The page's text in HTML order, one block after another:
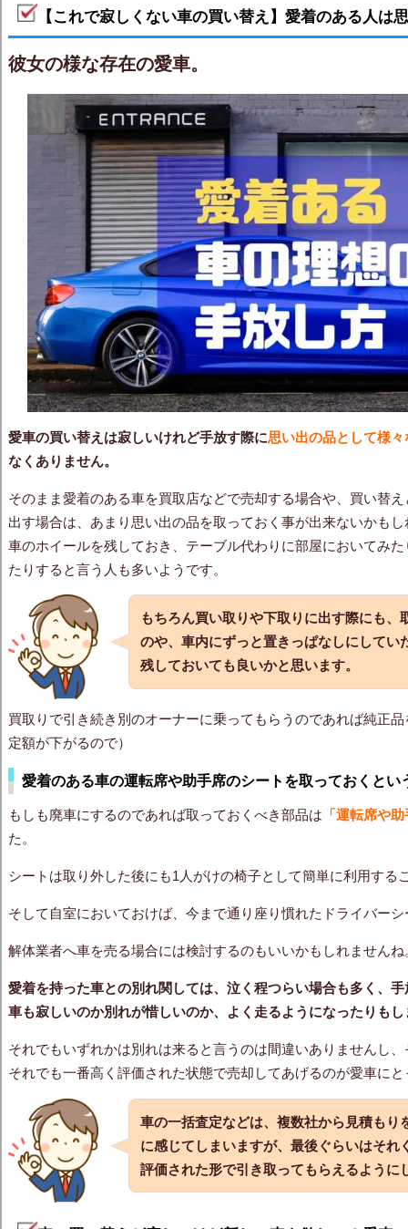
【これで寂しくない車の買い替え】愛着のある人は
彼女の様な存在の愛車。
愛車の買い替えは寂しいけれど手放す際に思い出の品として様
なくありません。
そのまま愛着のある車を買取店などで売却する場合や、買い替
出す場合は、あまり思い出の品を取っておく事が出来ないかも
車のホイールを残しておき、テーブル代わりに部屋においてみ
たりすると言う人も多いようです。
もちろん買い取りや下取りに出す際にも、
のや、車内にずっと置きっぱなしにしてい
残しておいても良いかと思います。
買取りで引き続き別のオーナーに乗ってもらうのであれば純正
定額が下がるので）
愛着のある車の運転席や助手席のシートを取っておくとい
もしも廃車にするのであれば取っておくべき部品は 「運転席や
た。
シートは取り外した後にも1人がけの椅子として簡単に利用する
そして自室においておけば、今まで通り座り慣れたドライバー
解体業者へ車を売る場合には検討するのもいいかもしれませんね
愛着を持った車との別れ関しては、泣く程つらい場合も多く、
車も寂しいのか別れが惜しいのか、よく走るようになったりもし
それでもいずれかは別れは来ると言うのは間違いありませんし
それでも一番高く評価された状態で売却してあげるのが愛車に
車の一括査定などは、複数社から見積もり
に感じてしまいますが、最後ぐらいはそれ
評価された形で引き取ってもらえるように